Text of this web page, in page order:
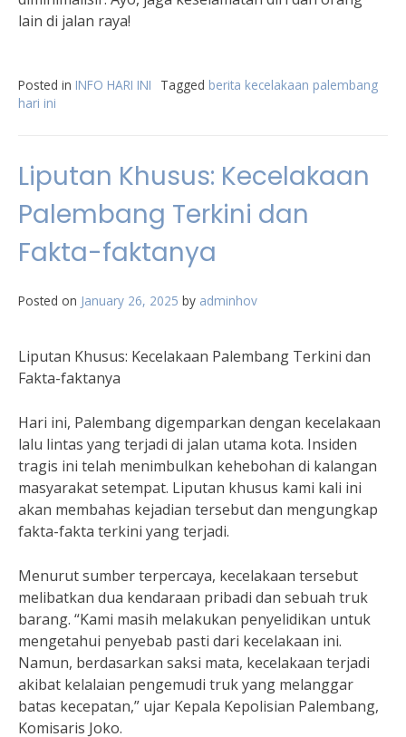
lain di jalan raya!
Posted in INFO HARI INI Tagged berita kecelakaan palembang
hari ini
Liputan Khusus: Kecelakaan
Palembang Terkini dan
Fakta-faktanya
Posted on January 26, 2025 by adminhov
Liputan Khusus: Kecelakaan Palembang Terkini dan
Fakta-faktanya
Hari ini, Palembang digemparkan dengan kecelakaan
lalu lintas yang terjadi di jalan utama kota. Insiden
tragis ini telah menimbulkan kehebohan di kalangan
masyarakat setempat. Liputan khusus kami kali ini
akan membahas kejadian tersebut dan mengungkap
fakta-fakta terkini yang terjadi.
Menurut sumber terpercaya, kecelakaan tersebut
melibatkan dua kendaraan pribadi dan sebuah truk
barang. “Kami masih melakukan penyelidikan untuk
mengetahui penyebab pasti dari kecelakaan ini.
Namun, berdasarkan saksi mata, kecelakaan terjadi
akibat kelalaian pengemudi truk yang melanggar
batas kecepatan,” ujar Kepala Kepolisian Palembang,
Komisaris Joko.